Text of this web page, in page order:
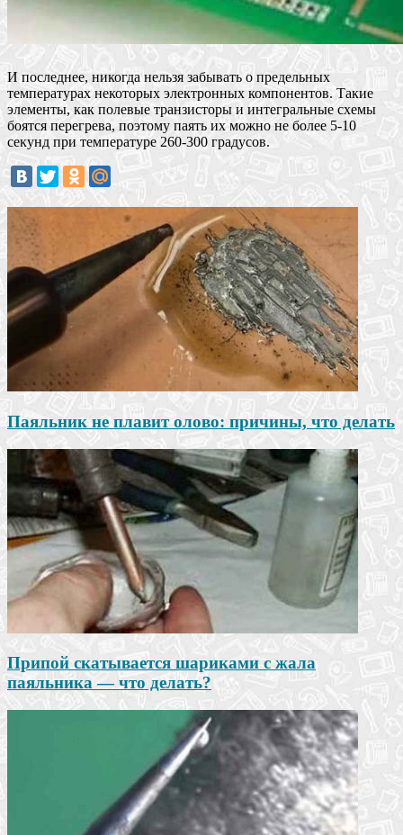
И последнее, никогда нельзя забывать о предельных
температурах некоторых электронных компонентов. Такие
элементы, как полевые транзисторы и интегральные схемы
боятся перегрева, поэтому паять их можно не более 5-10
секунд при температуре 260-300 градусов.
Паяльник не плавит олово: причины, что делать
Припой скатывается шариками с жала
паяльника — что делать?